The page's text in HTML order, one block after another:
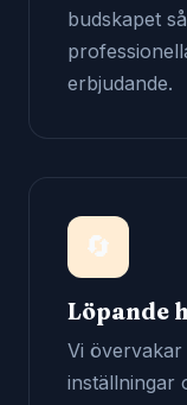
budskapet
erbjudande.
🔄
Löpande
Vi
inställningar